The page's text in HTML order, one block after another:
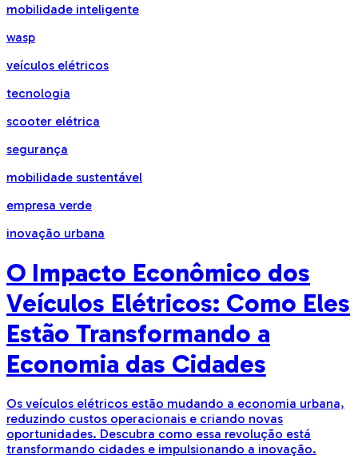
mobilidade inteligente
wasp
veículos elétricos
tecnologia
scooter elétrica
segurança
mobilidade sustentável
empresa verde
inovação urbana
O Impacto Econômico dos
Veículos Elétricos: Como Eles
Estão Transformando a
Economia das Cidades
Os veículos elétricos estão mudando a economia urbana,
reduzindo custos operacionais e criando novas
oportunidades. Descubra como essa revolução está
transformando cidades e impulsionando a inovação.